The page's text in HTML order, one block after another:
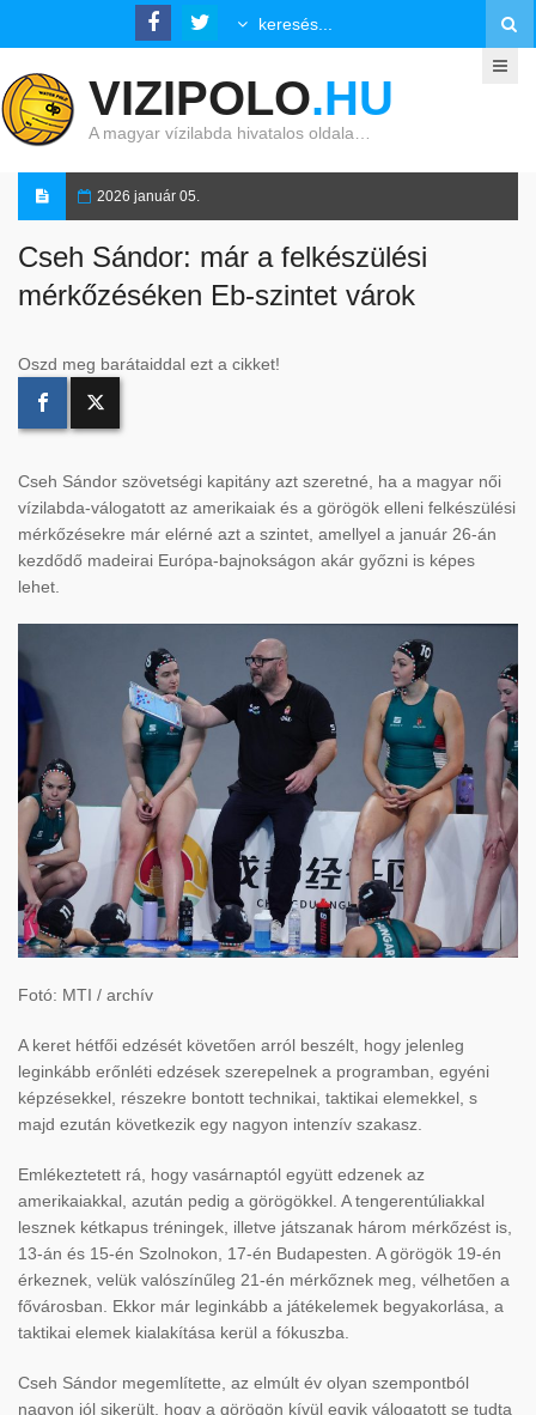
VIZIPOLO.HU
A magyar vízilabda hivatalos oldala…
2026 január 05.
Cseh Sándor: már a felkészülési
mérkőzéséken Eb-szintet várok
Oszd meg barátaiddal ezt a cikket!
Cseh Sándor szövetségi kapitány azt szeretné, ha a magyar női
vízilabda-válogatott az amerikaiak és a görögök elleni felkészülési
mérkőzésekre már elérné azt a szintet, amellyel a január 26-án
kezdődő madeirai Európa-bajnokságon akár győzni is képes
lehet.
Fotó: MTI / archív
A keret hétfői edzését követően arról beszélt, hogy jelenleg
leginkább erőnléti edzések szerepelnek a programban, egyéni
képzésekkel, részekre bontott technikai, taktikai elemekkel, s
majd ezután következik egy nagyon intenzív szakasz.
Emlékeztetett rá, hogy vasárnaptól együtt edzenek az
amerikaiakkal, azután pedig a görögökkel. A tengerentúliakkal
lesznek kétkapus tréningek, illetve játszanak három mérkőzést is,
13-án és 15-én Szolnokon, 17-én Budapesten. A görögök 19-én
érkeznek, velük valószínűleg 21-én mérkőznek meg, vélhetően a
fővárosban. Ekkor már leginkább a játékelemek begyakorlása, a
taktikai elemek kialakítása kerül a fókuszba.
Cseh Sándor megemlítette, az elmúlt év olyan szempontból
nagyon jól sikerült, hogy a görögön kívül egyik válogatott se tudta